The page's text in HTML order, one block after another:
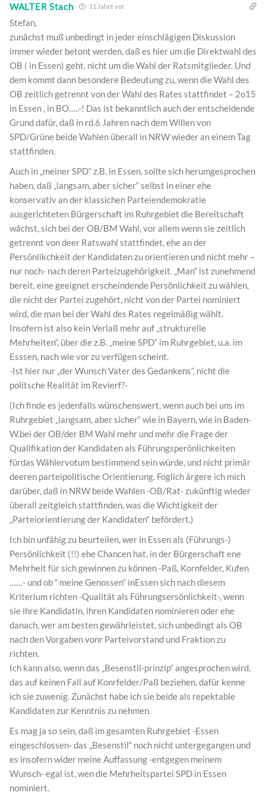
WALTER Stach 11 Jahre vor
Stefan,
zunächst muß unbedingt in jeder einschlägigen Diskussion
immer wieder betont werden, daß es hier um die Direktwahl des
OB ( in Essen) geht, nicht um die Wahl der Ratsmitglieder. Und
dem kommt dann besondere Bedeutung zu, wenn die Wahl des
OB zeitlich getrennt von der Wahl des Rates stattfindet – 2o15
in Essen , in BO…..-! Das ist bekanntlich auch der entscheidende
Grund dafür, daß in rd.6 Jahren nach dem Willen von
SPD/Grüne beide Wahlen überall in NRW wieder an einem Tag
stattfinden.
Auch in „meiner SPD“ z.B. in Essen, sollte sich herumgesprochen
haben, daß „langsam, aber sicher“ selbst in einer ehe
konservativ an der klassichen Parteiendemokratie
ausgerichteten Bürgerschaft im Ruhrgebiet die Bereitschaft
wächst, sich bei der OB/BM Wahl, vor allem wenn sie zeitlich
getrennt von deer Ratswahl stattfindet, ehe an der
Persönlikchkeit der Kandidaten zu orientieren und nicht mehr –
nur noch- nach deren Parteizugehörigkeit. „Man“ ist zunehmend
bereit, eine geeignet erscheindende Persönlichkeit zu wählen,
die nicht der Partei zugehört, nicht von der Partei nominiert
wird, die man bei der Wahl des Rates regelmäßig wählt.
Insofern ist also kein Verlaß mehr auf „strukturelle
Mehrheiten“, über die z.B. „meine SPD“ im Ruhrgebiet, u.a. im
Esssen, nach wie vor zu verfügen scheint.
-Ist hier nur „der Wunsch Vater des Gedankens“, nicht die
politsche Realität im Revierf?-
(Ich finde es jedenfalls wünschenswert, wenn auch bei uns im
Ruhrgebiet „langsam, aber sicher“ wie in Bayern, wie in Baden-
W.bei der OB/der BM Wahl mehr und mehr die Frage der
Qualifikation der Kandidaten als Führungsperönlichkeiten
fürdas Wählervotum bestimmend sein würde, und nicht primär
deeren parteipolitische Orientierung. Foglich ärgere ich mich
darüber, daß in NRW beide Wahlen -OB/Rat- zukünftig wieder
überall zeitgleich stattfinden, was die Wichtigkeit der
„Parteiorientierung der Kandidaten“ befördert.)
Ich bin unfähig zu beurteilen, wer in Essen als (Führungs-)
Persönlichkeit (!!) ehe Chancen hat, in der Bürgerschaft ene
Mehrheit für sich gewinnen zu können -Paß, Kornfelder, Kufen
……- und ob “ meine Genossen“ inEssen sich nach diesem
Kriterium richten -Qualität als Führungsersönlichkeit-, wenn
sie ihre Kandidatin, ihren Kandidaten nominieren oder ehe
danach, wer am besten gewährleistet, sich unbedingt als OB
nach den Vorgaben vonr Parteivorstand und Fraktion zu
richten.
Ich kann also, wenn das „Besenstil-prinzip“ angesprochen wird,
das auf keinen Fall auf Konrfelder/Paß beziehen, dafür kenne
ich sie zuwenig. Zunächst habe ich sie beide als repektable
Kandidaten zur Kenntnis zu nehmen.
Es mag ja so sein, daß im gesamten Ruhrgebiet -Essen
eingeschlossen- das „Besenstil“ noch nicht untergegangen und
es insofern wider meine Auffassung -entgegen meinem
Wunsch- egal ist, wen die Mehrheitspartei SPD in Essen
nominiert.